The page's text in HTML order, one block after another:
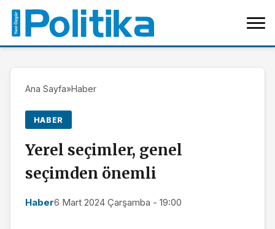
Ana Sayfa»Haber
HABER
Yerel seçimler, genel
seçimden önemli
Haber6 Mart 2024 Çarşamba - 19:00